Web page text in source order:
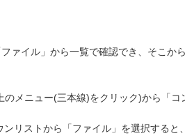
ァイル」から一覧で確認でき、そこ
メニュー(三本線)をクリック)から「コ
リストから「ファイル」を選択すると